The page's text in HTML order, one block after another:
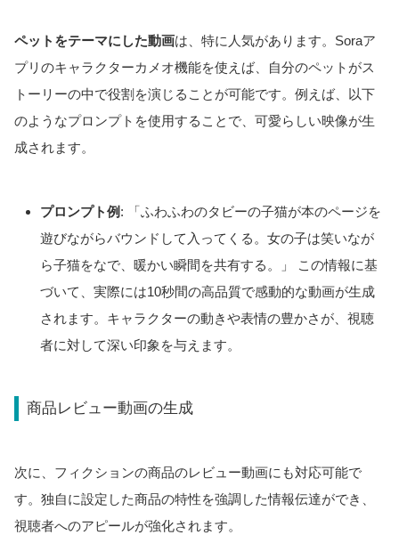
ペットをテーマにした動画は、特に人気があります。Soraア
プリのキャラクターカメオ機能を使えば、自分のペットがス
トーリーの中で役割を演じることが可能です。例えば、以下
のようなプロンプトを使用することで、可愛らしい映像が生
成されます。
プロンプト例 : 「ふわふわのタビーの子猫が本のページを
遊びながらバウンドして入ってくる。女の子は笑いなが
ら子猫をなで、暖かい瞬間を共有する。」
この情報に基
づいて、実際には10秒間の高品質で感動的な動画が生成
されます。キャラクターの動きや表情の豊かさが、視聴
者に対して深い印象を与えます。
商品レビュー動画の生成
次に、フィクションの商品のレビュー動画にも対応可能で
す。独自に設定した商品の特性を強調した情報伝達ができ、
視聴者へのアピールが強化されます。